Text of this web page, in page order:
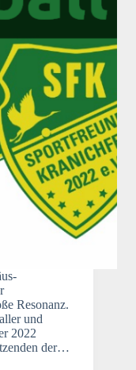
Resonanz.
und
2022
der…